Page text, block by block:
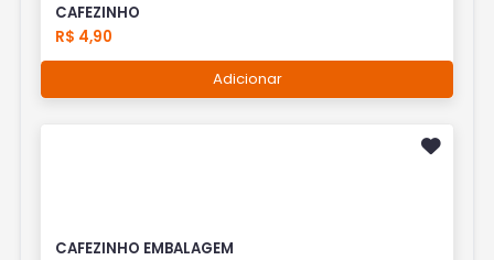
CAFEZINHO
R$ 4,90
Adicionar
CAFEZINHO EMBALAGEM